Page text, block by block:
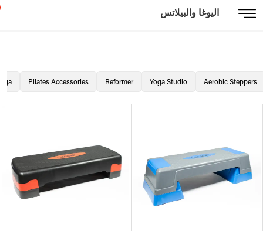
اليوغا والبيلاتس
Aerobic Steppers
Yoga Studio
Reformer
Pilates Accessories